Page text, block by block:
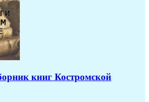
книг Костромской